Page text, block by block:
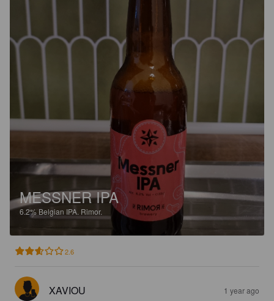
MESSNER IPA
6.2% Belgian IPA. Rimor.
2.6
XAVIOU 1 year ago